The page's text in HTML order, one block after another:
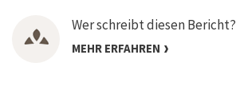
Wer schreibt diesen Bericht?
MEHR ERFAHREN